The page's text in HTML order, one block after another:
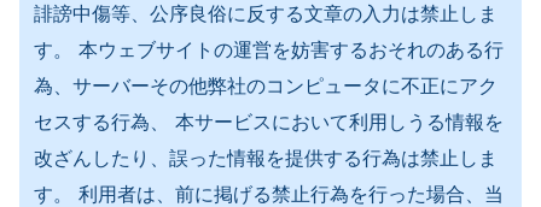
誹謗中傷等、公序良俗に反する文章の入力は禁止しま
す。 本ウェブサイトの運営を妨害するおそれのある行
為、サーバーその他弊社のコンピュータに不正にアク
セスする行為、 本サービスにおいて利用しうる情報を
改ざんしたり、誤った情報を提供する行為は禁止しま
す。 利用者は、前に掲げる禁止行為を行った場合、当